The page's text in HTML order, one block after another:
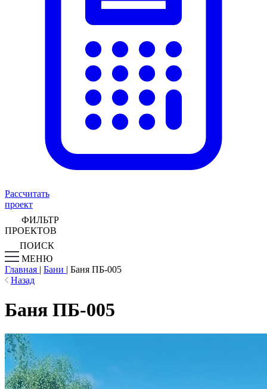
Рассчитать
проект
ФИЛЬТР
ПРОЕКТОВ
ПОИСК
МЕНЮ
Главная | Бани | Баня ПБ-005
Назад
Баня ПБ-005